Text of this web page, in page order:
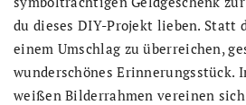
du dieses DIY-Projekt lieben. Statt
einem Umschlag zu überreichen,
wunderschönes Erinnerungsstück.
weißen Bilderrahmen vereinen